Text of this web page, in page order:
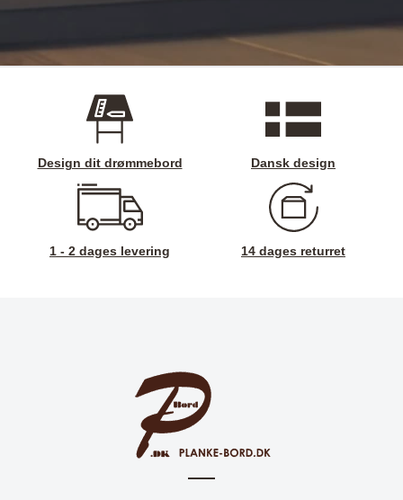
Design dit drømmebord Dansk design
1 - 2 dages levering 14 dages returret